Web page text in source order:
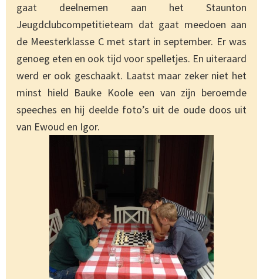
gaat deelnemen aan het Staunton
Jeugdclubcompetitieteam dat gaat meedoen aan
de Meesterklasse C met start in september. Er was
genoeg eten en ook tijd voor spelletjes. En uiteraard
werd er ook geschaakt. Laatst maar zeker niet het
minst hield Bauke Koole een van zijn beroemde
speeches en hij deelde foto’s uit de oude doos uit
van Ewoud en Igor.